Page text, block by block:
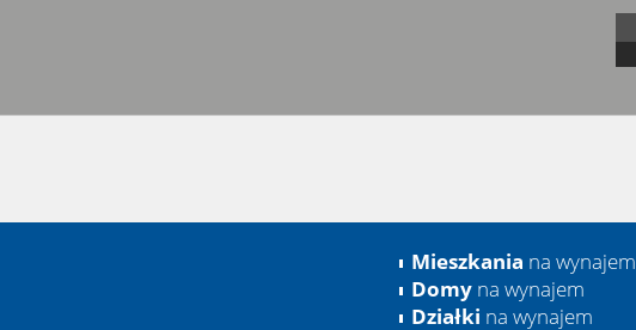
Mieszkania na wynajem
Domy na wynajem
Działki na wynajem